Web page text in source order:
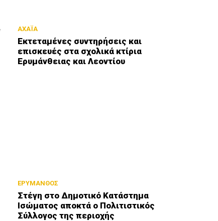
ΑΧΑΪΑ
Εκτεταμένες συντηρήσεις και
επισκευές στα σχολικά κτίρια
Ερυμάνθειας και Λεοντίου
ΕΡΥΜΑΝΘΟΣ
Στέγη στο Δημοτικό Κατάστημα
Ισώματος αποκτά ο Πολιτιστικός
Σύλλογος της περιοχής